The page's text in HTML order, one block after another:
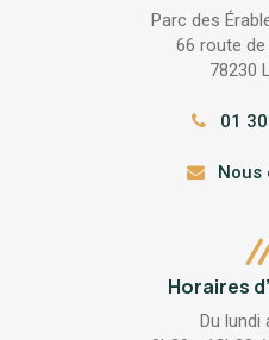
Parc des
66 route
78230
01
Nous
Horaires
Du lundi